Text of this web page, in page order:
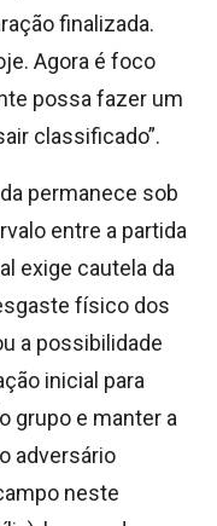
finalizada.
Agora é foco
possa fazer um
classificado”.
permanece sob
entre a partida
exige cautela da
físico dos
a possibilidade
inicial para
grupo e manter a
adversário
neste